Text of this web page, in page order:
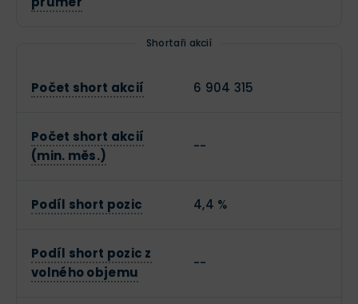
Shortaři akcií
Počet short akcií 6 904 315
Počet short akcií
(min. měs.)
--
Podíl short pozic 4,4 %
Podíl short pozic z
volného objemu
--